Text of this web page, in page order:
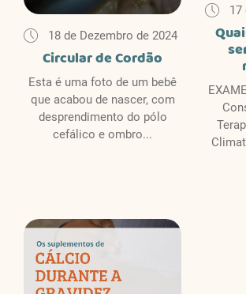
18 de Dezembro de 2024
Circular de Cordão
Esta é uma foto de um bebê
que acabou de nascer, com
desprendimento do pólo
cefálico e ombro...
17